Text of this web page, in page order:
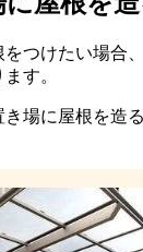
をつけたい場合
す。
場に屋根を造